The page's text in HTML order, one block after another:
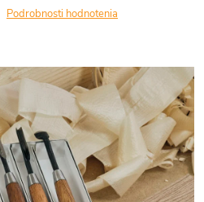
Podrobnosti hodnotenia